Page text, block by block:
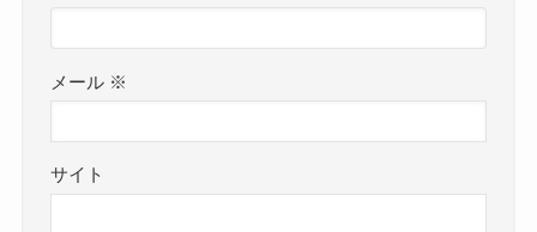
メール ※
サイト